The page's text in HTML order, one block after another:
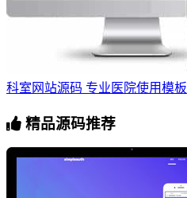
科室网站源码 专业医院使用模板
精品源码推荐